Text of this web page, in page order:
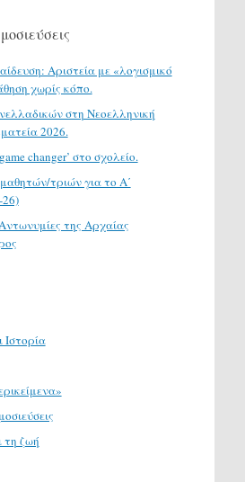
Αριστεία με «λογισμικό
χωρίς κόπο.
στη Νεοελληνική
2026.
changer’ στο σχολείο.
τριών για το Α΄
της Αρχαίας
Ιστορία
τη ζωή